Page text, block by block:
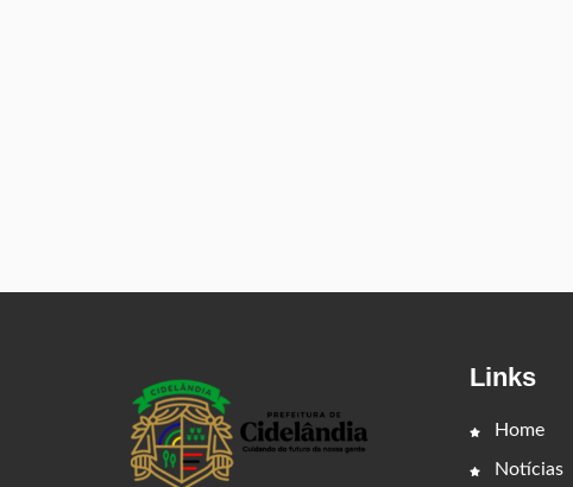
Links
Home
Notícias